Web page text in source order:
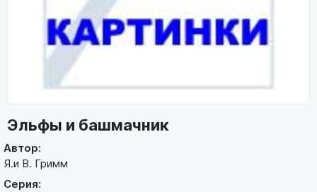
Эльфы и башмачник
Автор:
Я.и В. Гримм
Серия: